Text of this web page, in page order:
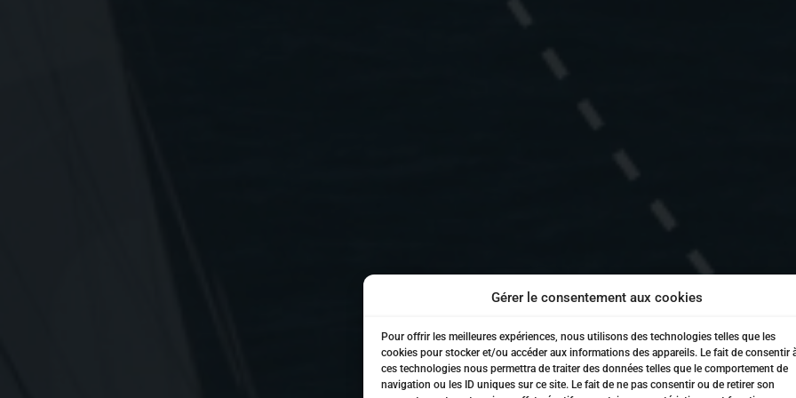
Gérer le consentement aux cookies
Pour offrir les meilleures expériences, nous utilisons des technologies telles que les
cookies pour stocker et/ou accéder aux informations des appareils. Le fait de consentir
ces technologies nous permettra de traiter des données telles que le comportement de
navigation ou les ID uniques sur ce site. Le fait de ne pas consentir ou de retirer son